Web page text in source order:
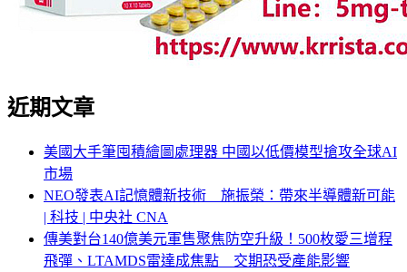
近期文章
美國大手筆囤積繪圖處理器 中國以低價模型搶攻全球AI
市場
NEO發表AI記憶體新技術 施振榮：帶來半導體新可能
| 科技 | 中央社 CNA
傳美對台140億美元軍售聚焦防空升級！500枚愛三增程
飛彈、LTAMDS雷達成焦點 交期恐受產能影響